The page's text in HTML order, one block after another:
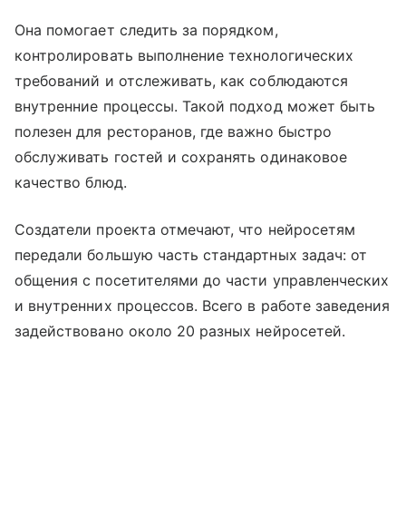
Она помогает следить за порядком,
контролировать выполнение технологических
требований и отслеживать, как соблюдаются
внутренние процессы. Такой подход может быть
полезен для ресторанов, где важно быстро
обслуживать гостей и сохранять одинаковое
качество блюд.
Создатели проекта отмечают, что нейросетям
передали большую часть стандартных задач: от
общения с посетителями до части управленческих
и внутренних процессов. Всего в работе заведения
задействовано около 20 разных нейросетей.